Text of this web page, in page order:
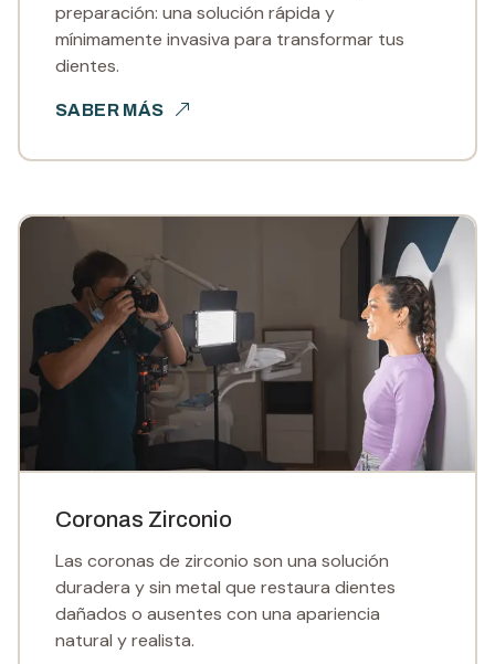
preparación: una solución rápida y
mínimamente invasiva para transformar tus
dientes.
SABER MÁS
Coronas Zirconio
Las coronas de zirconio son una solución
duradera y sin metal que restaura dientes
dañados o ausentes con una apariencia
natural y realista.